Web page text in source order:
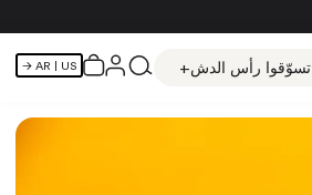
تسوّقوا رأس الدش+ AR | US →